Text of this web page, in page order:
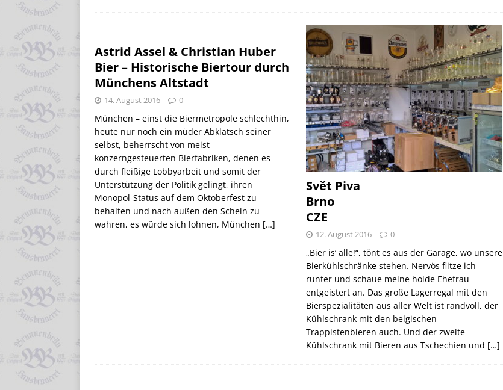
Astrid Assel & Christian Huber
Bier – Historische Biertour durch
Münchens Altstadt
14. August 2016 0
München – einst die Biermetropole schlechthin,
heute nur noch ein müder Abklatsch seiner
selbst, beherrscht von meist
konzerngesteuerten Bierfabriken, denen es
durch fleißige Lobbyarbeit und somit der
Unterstützung der Politik gelingt, ihren
Monopol-Status auf dem Oktoberfest zu
behalten und nach außen den Schein zu
wahren, es würde sich lohnen, München […]
Svět Piva
Brno
CZE
12. August 2016 0
„Bier is‘ alle!“, tönt es aus der Garage, wo unsere
Bierkühlschränke stehen. Nervös flitze ich
runter und schaue meine holde Ehefrau
entgeistert an. Das große Lagerregal mit den
Bierspezialitäten aus aller Welt ist randvoll, der
Kühlschrank mit den belgischen
Trappistenbieren auch. Und der zweite
Kühlschrank mit Bieren aus Tschechien und […]